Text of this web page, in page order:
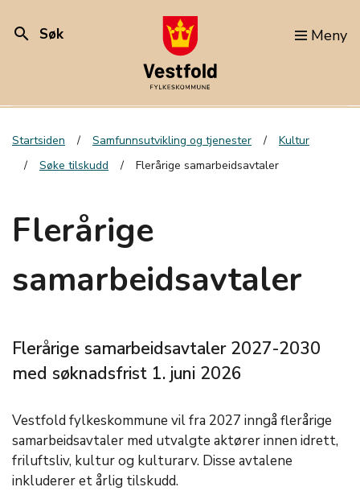
search Søk Meny
Startsiden Samfunnsutvikling og tjenester
Kultur
Søke tilskudd
Flerårige samarbeidsavtaler
Flerårige
samarbeidsavtaler
Flerårige samarbeidsavtaler 2027-2030
med søknadsfrist 1. juni 2026
Vestfold fylkeskommune vil fra 2027 inngå flerårige
samarbeidsavtaler med utvalgte aktører innen idrett,
friluftsliv, kultur og kulturarv. Disse avtalene
inkluderer et årlig tilskudd.